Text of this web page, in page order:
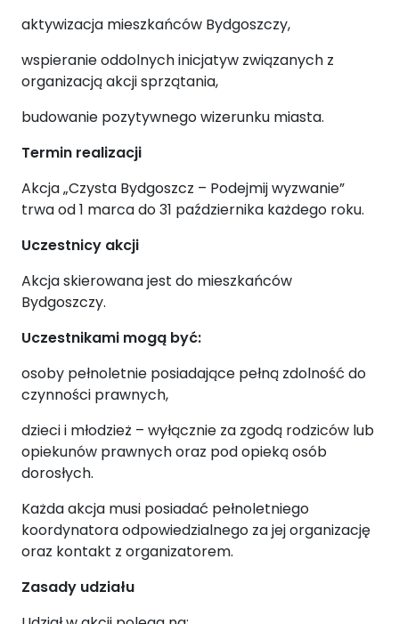
aktywizacja mieszkańców Bydgoszczy,
wspieranie oddolnych inicjatyw związanych z
organizacją akcji sprzątania,
budowanie pozytywnego wizerunku miasta.
Termin realizacji
Akcja „Czysta Bydgoszcz – Podejmij wyzwanie”
trwa od 1 marca do 31 października każdego roku.
Uczestnicy akcji
Akcja skierowana jest do mieszkańców
Bydgoszczy.
Uczestnikami mogą być:
osoby pełnoletnie posiadające pełną zdolność do
czynności prawnych,
dzieci i młodzież – wyłącznie za zgodą rodziców lub
opiekunów prawnych oraz pod opieką osób
dorosłych.
Każda akcja musi posiadać pełnoletniego
koordynatora odpowiedzialnego za jej organizację
oraz kontakt z organizatorem.
Zasady udziału